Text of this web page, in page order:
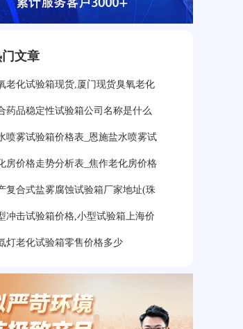
文章
老化试验箱现货,厦门现货臭氧老化
药品稳定性试验箱公司名称是什么
喷雾试验箱价格表_恩施盐水喷雾试
房价格走势分析表_焦作老化房价格
复合式盐雾腐蚀试验箱厂家地址(珠
冲击试验箱价格,小型试验箱上海价
灯老化试验箱零售价格多少